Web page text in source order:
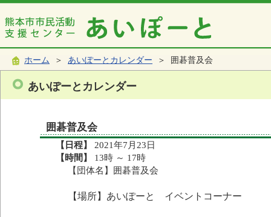
ホーム ＞ あいぽーとカレンダー ＞ 囲碁普及会
あいぽーとカレンダー
囲碁普及会
【日程】
2021年7月23日
【時間】
13時 ～ 17時
【団体名】囲碁普及会
【場所】あいぽーと イベントコーナー